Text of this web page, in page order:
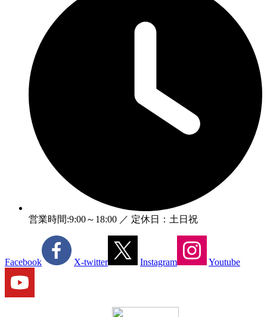
営業時間:9:00～18:00 ／ 定休日：土日祝
Facebook X-twitter Instagram Youtube